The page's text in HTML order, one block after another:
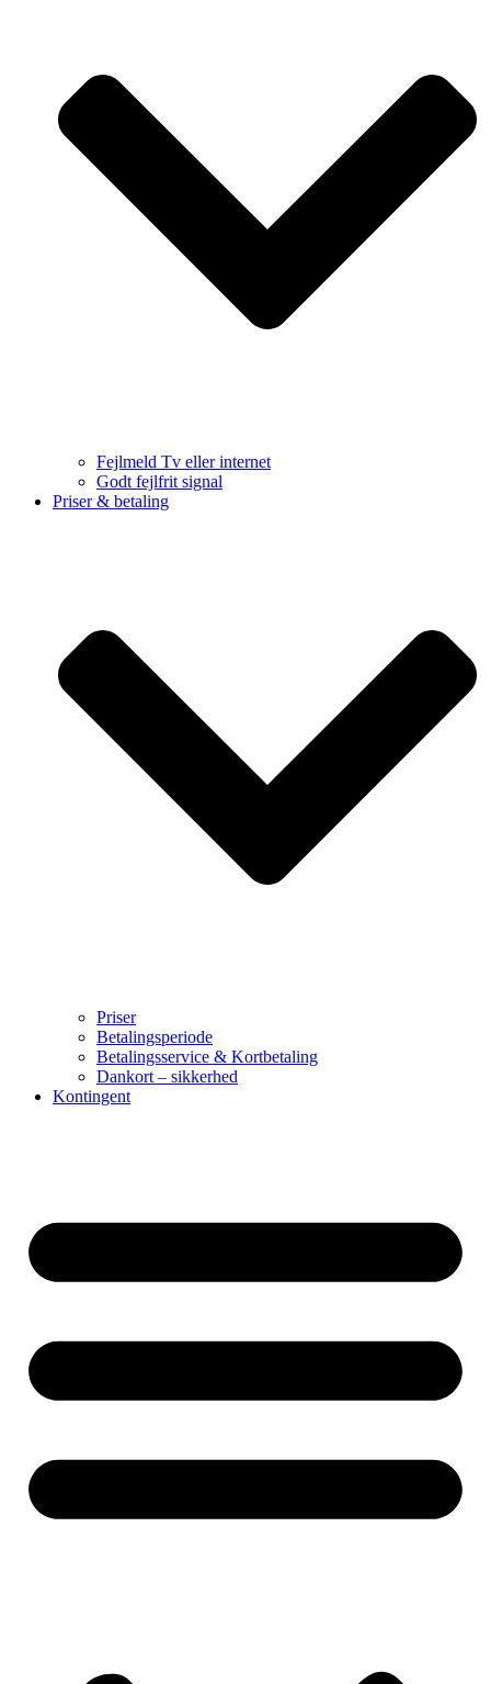
Fejlmeld Tv eller internet
Godt fejlfrit signal
Priser & betaling
Priser
Betalingsperiode
Betalingsservice & Kortbetaling
Dankort – sikkerhed
Kontingent